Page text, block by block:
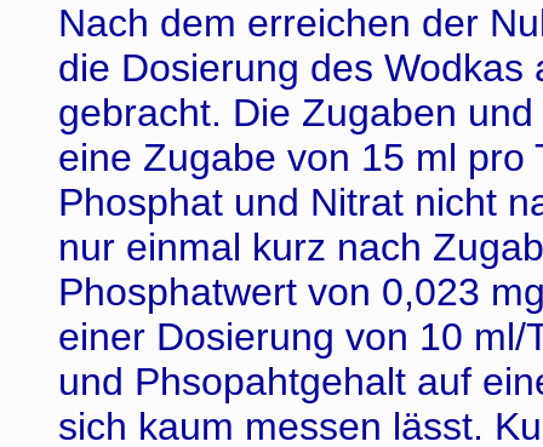
Nach dem erreichen der
die Dosierung des
gebracht. Die Zugaben
eine Zugabe von 15 ml pro
Phosphat und Nitrat nicht
nur einmal kurz nach
Phosphatwert von 0,023
einer Dosierung von 10
und Phsopahtgehalt auf
sich kaum messen lässt.